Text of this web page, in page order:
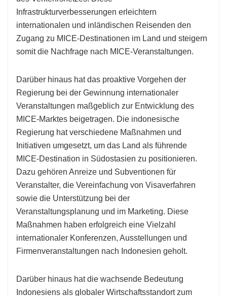
Infrastrukturverbesserungen erleichtern
internationalen und inländischen Reisenden den
Zugang zu MICE-Destinationen im Land und steigern
somit die Nachfrage nach MICE-Veranstaltungen.
Darüber hinaus hat das proaktive Vorgehen der
Regierung bei der Gewinnung internationaler
Veranstaltungen maßgeblich zur Entwicklung des
MICE-Marktes beigetragen. Die indonesische
Regierung hat verschiedene Maßnahmen und
Initiativen umgesetzt, um das Land als führende
MICE-Destination in Südostasien zu positionieren.
Dazu gehören Anreize und Subventionen für
Veranstalter, die Vereinfachung von Visaverfahren
sowie die Unterstützung bei der
Veranstaltungsplanung und im Marketing. Diese
Maßnahmen haben erfolgreich eine Vielzahl
internationaler Konferenzen, Ausstellungen und
Firmenveranstaltungen nach Indonesien geholt.
Darüber hinaus hat die wachsende Bedeutung
Indonesiens als globaler Wirtschaftsstandort zum